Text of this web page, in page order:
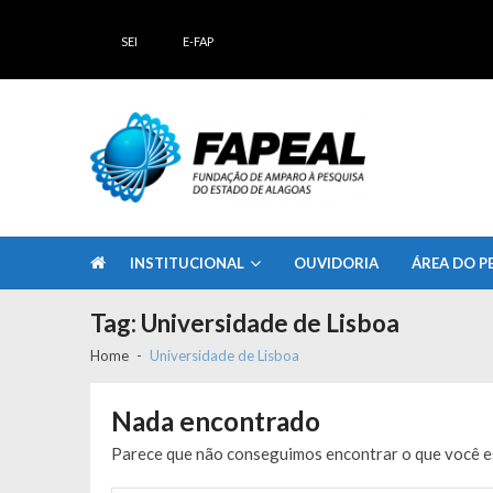
SEI E-FAP
INSTITUCIONAL OUVIDORIA ÁREA DO
Tag: Universidade de Lisboa
Home Universidade de Lisboa
Nada encontrado
Parece que não conseguimos encontrar o que você